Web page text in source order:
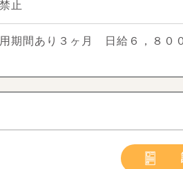
止
間あり３ヶ月 日給６，８０